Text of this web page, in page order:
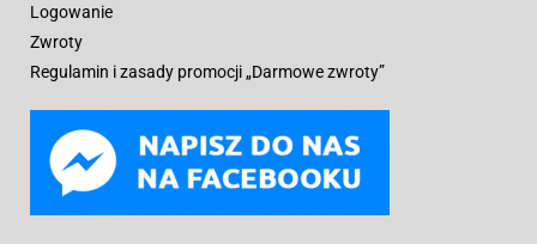
Logowanie
Zwroty
Regulamin i zasady promocji „Darmowe zwroty”